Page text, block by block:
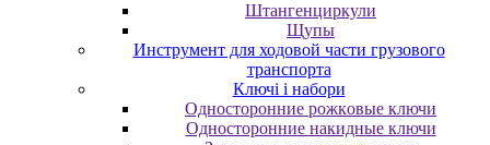
Штангенциркули
Щупы
Инструмент для ходовой части грузового
транспорта
Ключі і набори
Oднocтopoнниe poжкoвыe ключи
Oднocтopoнниe нaкидныe ключи